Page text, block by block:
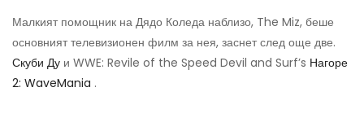
Малкият помощник на Дядо Коледа наблизо, The Miz, беше
основният телевизионен филм за нея, заснет след още две.
Скуби Ду и WWE: Revile of the Speed ​​Devil and Surf’s Нагоре
2: WaveMania .